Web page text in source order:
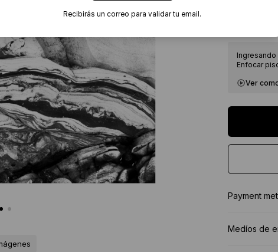
Enfocar
Ver
Payment
Medíos de
Recibirás un correo para validar tu email.